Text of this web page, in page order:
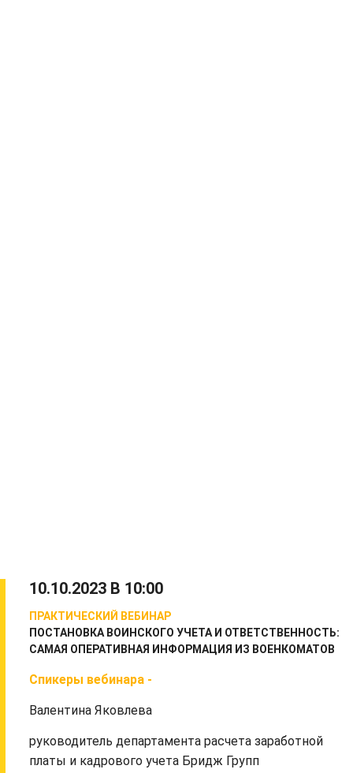
10.10.2023 В 10:00
ПРАКТИЧЕСКИЙ ВЕБИНАР
ПОСТАНОВКА ВОИНСКОГО УЧЕТА И ОТВЕТСТВЕННОСТЬ:
САМАЯ ОПЕРАТИВНАЯ ИНФОРМАЦИЯ ИЗ ВОЕНКОМАТОВ
Спикеры вебинара -
Валентина Яковлева
руководитель департамента расчета заработной
платы и кадрового учета Бридж Групп